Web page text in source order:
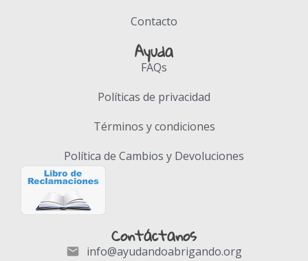
Contacto
Ayuda
FAQs
Políticas de privacidad
Términos y condiciones
Política de Cambios y Devoluciones
Contáctanos
info@ayudandoabrigando.org